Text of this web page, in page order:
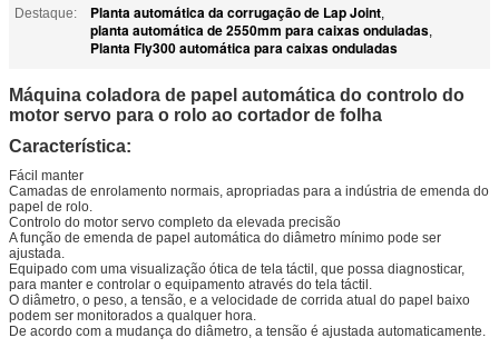
Destaque: Planta automática da corrugação de Lap Joint,
planta automática de 2550mm para caixas onduladas,
Planta Fly300 automática para caixas onduladas
Máquina coladora de papel automática do controlo do
motor servo para o rolo ao cortador de folha
Característica:
Fácil manter
Camadas de enrolamento normais, apropriadas para a indústria de emenda do
papel de rolo.
Controlo do motor servo completo da elevada precisão
A função de emenda de papel automática do diâmetro mínimo pode ser
ajustada.
Equipado com uma visualização ótica de tela táctil, que possa diagnosticar,
para manter e controlar o equipamento através do tela táctil.
O diâmetro, o peso, a tensão, e a velocidade de corrida atual do papel baixo
podem ser monitorados a qualquer hora.
De acordo com a mudança do diâmetro, a tensão é ajustada automaticamente.